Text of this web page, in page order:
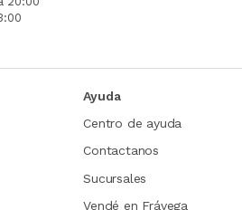
Ayuda
Centro de ayuda
Contactanos
Sucursales
Vendé en Frávega